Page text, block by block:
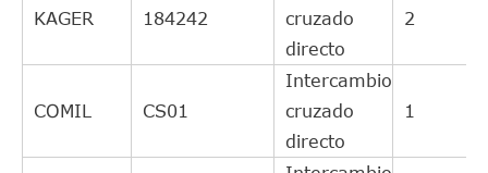
KAGER 184242
cruzado
directo
2
COMIL CS01
Intercambio
cruzado
directo
1